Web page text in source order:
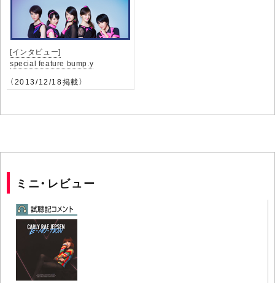
[インタビュー]
special feature bump.y
（2013/12/18掲載）
ミニ・レビュー